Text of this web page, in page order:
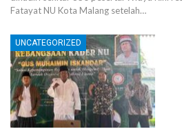
Fatayat NU Kota Malang setelah…
UNCATEGORIZED